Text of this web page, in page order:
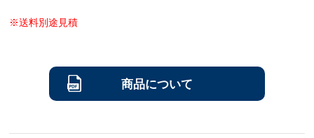
※送料別途見積
商品について